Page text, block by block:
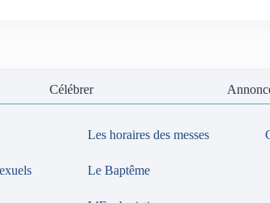
Célébrer
Les horaires des messes
Le Baptême